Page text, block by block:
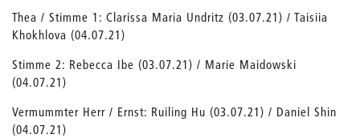
Thea / Stimme 1: Clarissa Maria Undritz (03.07.21) / Taisiia
Khokhlova (04.07.21)
Stimme 2: Rebecca Ibe (03.07.21) / Marie Maidowski
(04.07.21)
Vermummter Herr / Ernst: Ruiling Hu (03.07.21) / Daniel Shin
(04.07.21)